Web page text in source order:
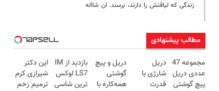
زندگی که لیاقتش را دارند، برسند. ان شااله
مطالب پیشنهادی
مجموعه 47
عددی دریل
پیچ گوشتی
دریل
شارژی با
قدرت
دریل و پیچ
گوشتی
همه‌کاره با
بازدید از IM
LS7 لوکس
ترین شاسی
این دکتر
شیرازی کرم
ترمیم زخم